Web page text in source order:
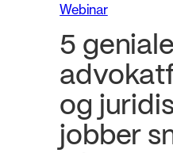
Webinar
5
og
jobber